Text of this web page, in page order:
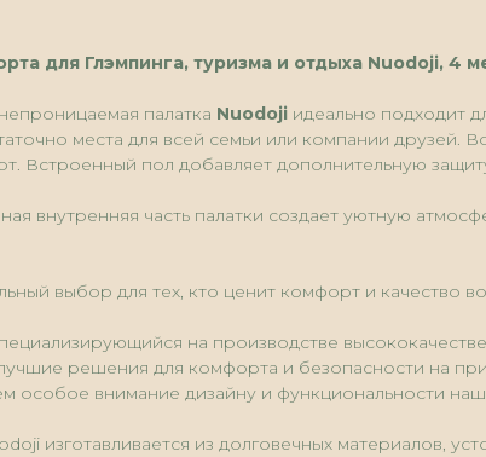
для Глэмпинга, туризма и отдыха Nuodoji, 4
палатка Nuodoji идеально подходит
места для всей семьи или компании друзей.
Встроенный пол добавляет дополнительную
внутренняя часть палатки создает уютную
выбор для тех, кто ценит комфорт и качество
на производстве
решения для комфорта и безопасности на
особое внимание дизайну и функциональности
изготавливается из долговечных материалов,